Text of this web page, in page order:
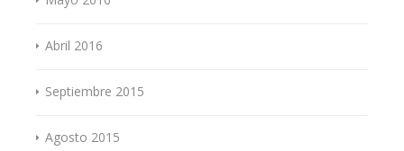
Abril 2016
Septiembre 2015
Agosto 2015